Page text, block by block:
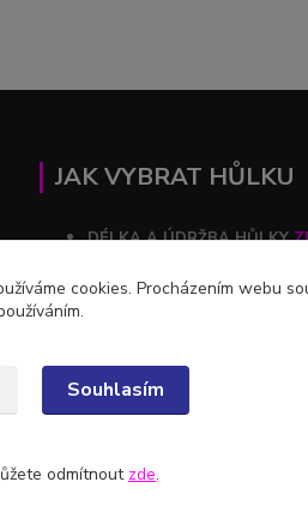
JAK VYBRAT HŮLKU
DÉLKA A ÚDRŽBA HŮLKY
cookies. Procházením webu
Souhlasím
odmítnout zde.